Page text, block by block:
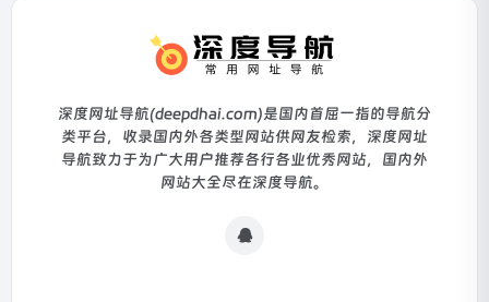
深度网址导航(deepdhai.com)是国内首屈一指的导航分
类平台，收录国内外各类型网站供网友检索，深度网址
导航致力于为广大用户推荐各行各业优秀网站，国内外
网站大全尽在深度导航。